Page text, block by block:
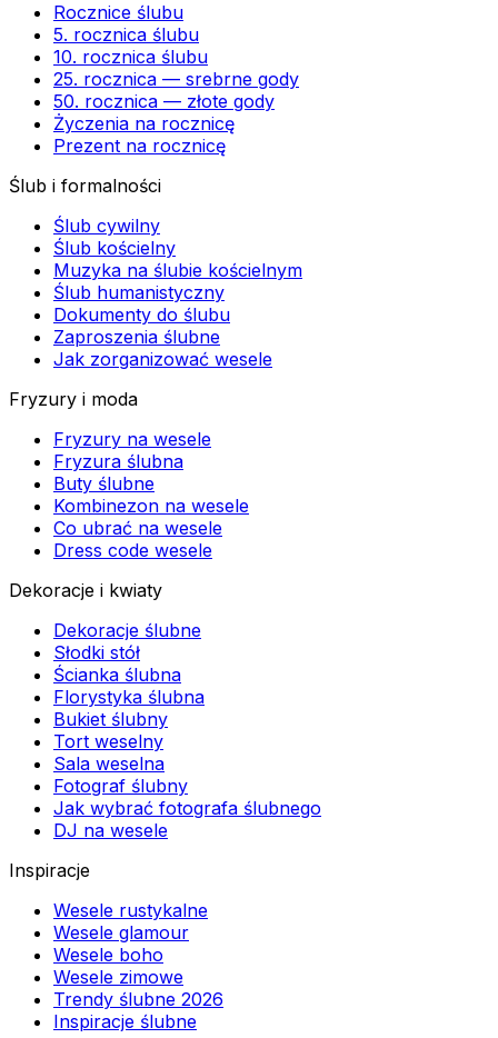
Rocznice ślubu
5. rocznica ślubu
10. rocznica ślubu
25. rocznica — srebrne gody
50. rocznica — złote gody
Życzenia na rocznicę
Prezent na rocznicę
Ślub i formalności
Ślub cywilny
Ślub kościelny
Muzyka na ślubie kościelnym
Ślub humanistyczny
Dokumenty do ślubu
Zaproszenia ślubne
Jak zorganizować wesele
Fryzury i moda
Fryzury na wesele
Fryzura ślubna
Buty ślubne
Kombinezon na wesele
Co ubrać na wesele
Dress code wesele
Dekoracje i kwiaty
Dekoracje ślubne
Słodki stół
Ścianka ślubna
Florystyka ślubna
Bukiet ślubny
Tort weselny
Sala weselna
Fotograf ślubny
Jak wybrać fotografa ślubnego
DJ na wesele
Inspiracje
Wesele rustykalne
Wesele glamour
Wesele boho
Wesele zimowe
Trendy ślubne 2026
Inspiracje ślubne